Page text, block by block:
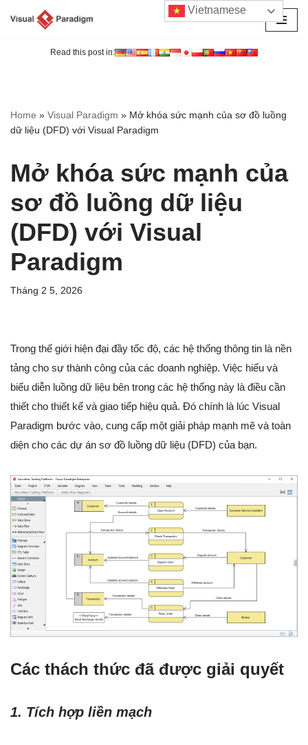
Read this post in:
Home » Visual Paradigm » Mở khóa sức mạnh của sơ đồ luồng
dữ liệu (DFD) với Visual Paradigm
Mở khóa sức mạnh của
sơ đồ luồng dữ liệu
(DFD) với Visual
Paradigm
Tháng 2 5, 2026
Trong thế giới hiện đại đầy tốc độ, các hệ thống thông tin là nền
tảng cho sự thành công của các doanh nghiệp. Việc hiểu và
biểu diễn luồng dữ liệu bên trong các hệ thống này là điều cần
thiết cho thiết kế và giao tiếp hiệu quả. Đó chính là lúc Visual
Paradigm bước vào, cung cấp một giải pháp mạnh mẽ và toàn
diện cho các dự án sơ đồ luồng dữ liệu (DFD) của bạn.
Các thách thức đã được giải quyết
1. Tích hợp liền mạch
Vietnamese